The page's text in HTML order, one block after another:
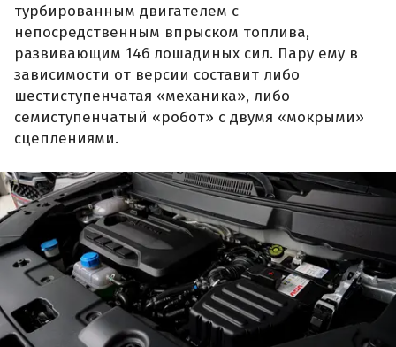
турбированным двигателем с
непосредственным впрыском топлива,
развивающим 146 лошадиных сил. Пару ему в
зависимости от версии составит либо
шестиступенчатая «механика», либо
семиступенчатый «робот» с двумя «мокрыми»
сцеплениями.